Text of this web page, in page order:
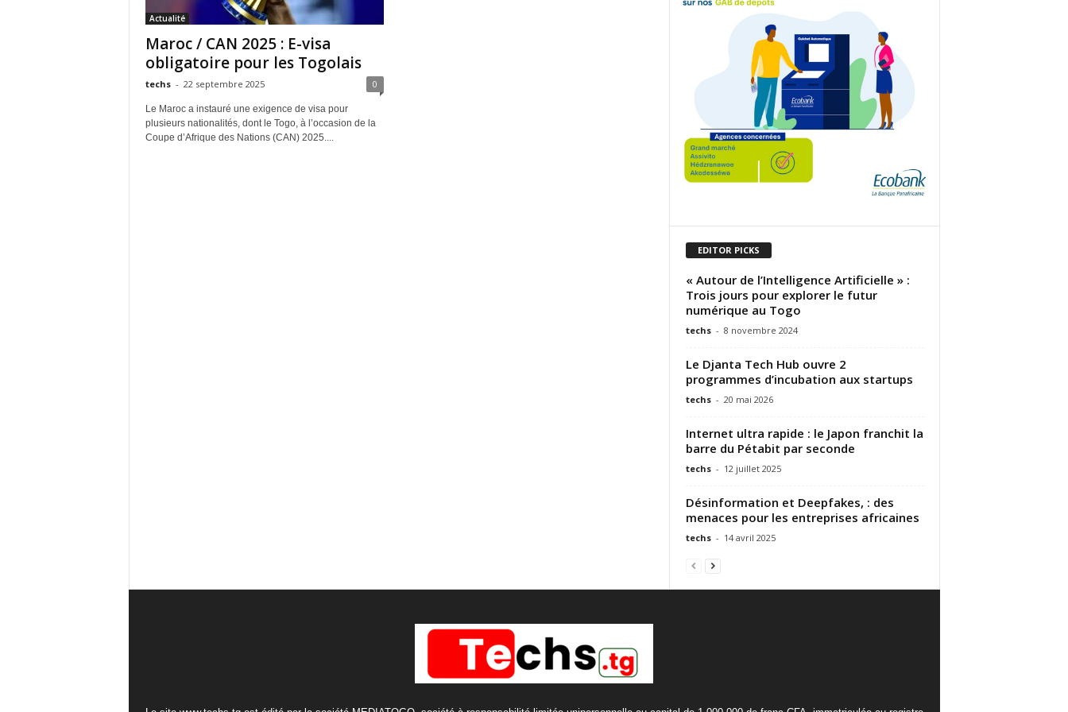
Actualité
Maroc / CAN 2025 : E-visa
obligatoire pour les Togolais
techs - 22 septembre 2025 0
Le Maroc a instauré une exigence de visa pour
plusieurs nationalités, dont le Togo, à l’occasion de la
Coupe d’Afrique des Nations (CAN) 2025....
EDITOR PICKS
« Autour de l’Intelligence Artificielle » :
Trois jours pour explorer le futur
numérique au Togo
techs - 8 novembre 2024
Le Djanta Tech Hub ouvre 2
programmes d’incubation aux startups
techs - 20 mai 2026
Internet ultra rapide : le Japon franchit la
barre du Pétabit par seconde
techs - 12 juillet 2025
Désinformation et Deepfakes, : des
menaces pour les entreprises africaines
techs - 14 avril 2025